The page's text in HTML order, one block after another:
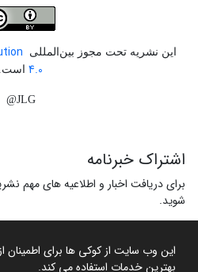
این وب سایت از کوکی ها برای اطمینان از
بهترین خدمات استفاده می کند.
این نشریه تحت مجوز بین‌المللی
4.0 است.
JLG@
اشتراک خبرنامه
برای دریافت اخبار و اطلاعیه های مهم
شوید.